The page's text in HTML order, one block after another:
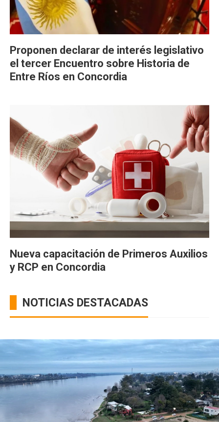
Proponen declarar de interés legislativo
el tercer Encuentro sobre Historia de
Entre Ríos en Concordia
Nueva capacitación de Primeros Auxilios
y RCP en Concordia
NOTICIAS DESTACADAS